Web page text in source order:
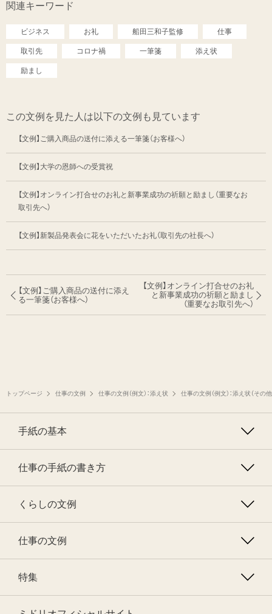
関連キーワード
ビジネス お礼 船田三和子監修 仕事
取引先 コロナ禍 一筆箋 添え状
励まし
この文例を見た人は以下の文例も見ています
【文例】ご購入商品の送付に添える一筆箋（お客様へ）
【文例】大学の恩師への受賞祝
【文例】オンライン打合せのお礼と新事業成功の祈願と励まし（重要なお
取引先へ）
【文例】新製品発表会に花をいただいたお礼（取引先の社長へ）
【文例】ご購入商品の送付に添え
る一筆箋（お客様へ）
【文例】オンライン打合せのお礼
と新事業成功の祈願と励まし
（重要なお取引先へ）
トップページ 仕事の文例 仕事の文例（例文）：添え状 仕事の文例（例文）：添え状（その他
手紙の基本
仕事の手紙の書き方
くらしの文例
仕事の文例
特集